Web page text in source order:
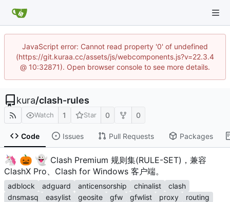
JavaScript error: Cannot read property '0' of undefined
(https://git.kuraa.cc/assets/js/webcomponents.js?v=22.3.4
@ 10:32871). Open browser console to see more details.
kura/clash-rules
Watch 1 Star 0 0
Code Issues Pull Requests Packages
🦄 🎃 👻 Clash Premium 规则集(RULE-SET)，兼容
ClashX Pro、Clash for Windows 客户端。
adblock adguard anticensorship chinalist
clash
dnsmasq
easylist geosite gfw gfwlist proxy
routing